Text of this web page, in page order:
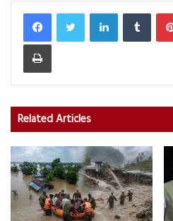
LinkedIn
Print
Related Articles